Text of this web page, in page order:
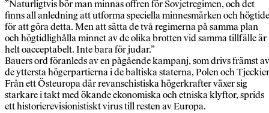
”Naturligtvis bör man minnas offren för Sovjetregimen, och det
finns all anledning att utforma speciella minnesmärken och
för att göra detta. Men att sätta de två regimerna på samma plan
och högtidlighålla minnet av de olika brotten vid samma tillfälle är
helt oacceptabelt. Inte bara för judar.”
Bauers ord föranleds av en pågående kampanj, som drivs främst av
de yttersta högerpartierna i de baltiska staterna, Polen och
Från ett Östeuropa där revanschistiska högerkrafter växer sig
starkare i takt med ökande ekonomiska och etniska klyftor, sprids
ett historierevisionistiskt virus till resten av Europa.